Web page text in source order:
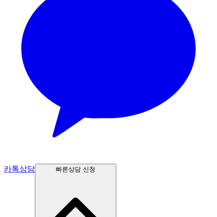
카톡상담 빠른상담 신청